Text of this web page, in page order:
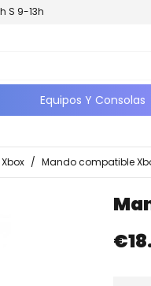
S 9-13h
Equipos Y Consolas
Xbox / Mando compatible